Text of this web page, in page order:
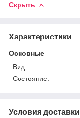
Скрыть
Характеристики
Основные
Вид:
Состояние:
Условия доставки